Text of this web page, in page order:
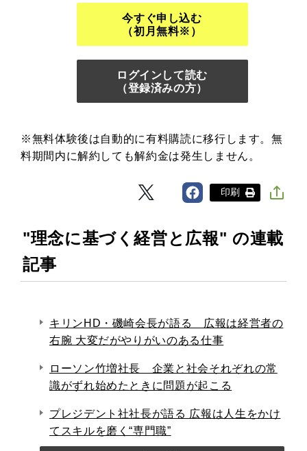
今すぐ申し込む
（初月無料※）
ログインして読む
（登録済みの方）
※無料体験後は自動的に有料購読に移行します。無
料期間内に解約しても解約金は発生しません。
印刷
"理念に基づく経営と広報" の連載
記事
キリンHD・磯崎会長が語る 広報は経営者の
右腕 大変だがやりがいのある仕事
ローソン竹増社長 企業と社会それぞれの常
識がずれ始めたときに問題が起こる
プレジデント社社長が語る 広報は人生をかけ
てスキルを磨く“専門職”